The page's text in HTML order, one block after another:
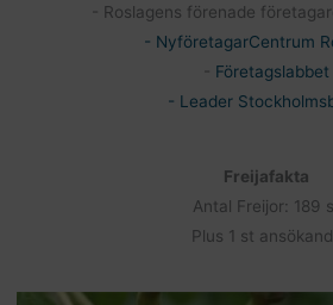
- Roslagens förenade
- NyföretagarCentrum
Företagslabbet
- Leader
Freijafakta
Antal Freijor: 189
Plus 1 st